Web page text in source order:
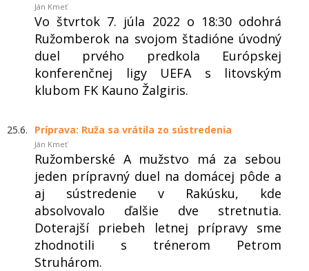
Ján Kmeť
Vo štvrtok 7. júla 2022 o 18:30 odohrá
Ružomberok na svojom štadióne úvodný
duel prvého predkola Európskej
konferenčnej ligy UEFA s litovským
klubom FK Kauno Žalgiris.
25.6. Príprava: Ruža sa vrátila zo sústredenia
Ján Kmeť
Ružomberské A mužstvo má za sebou
jeden prípravný duel na domácej pôde a
aj sústredenie v Rakúsku, kde
absolvovalo ďalšie dve stretnutia.
Doterajší priebeh letnej prípravy sme
zhodnotili s trénerom Petrom
Struhárom.